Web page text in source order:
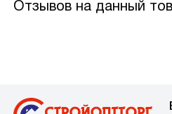
Отзывов на данный